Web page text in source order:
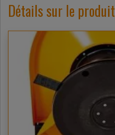
Détails sur le produit